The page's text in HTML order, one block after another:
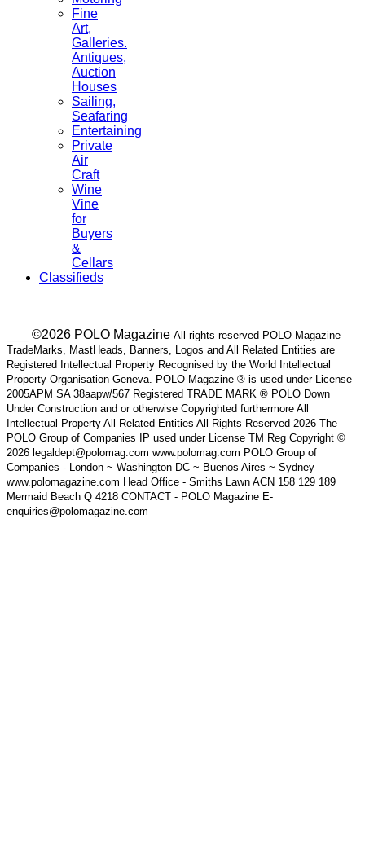
Fine
Art,
Galleries.
Antiques,
Auction
Houses
Sailing,
Seafaring
Entertaining
Private
Air
Craft
Wine
Vine
for
Buyers
&
Cellars
Classifieds
___ ©2026 POLO Magazine All rights reserved POLO Magazine
TradeMarks, MastHeads, Banners, Logos and All Related Entities are
Registered Intellectual Property Recognised by the World Intellectual
Property Organisation Geneva. POLO Magazine ® is used under License
2005APM SA 38aapw/567 Registered TRADE MARK ® POLO Down
Under Construction and or otherwise Copyrighted furthermore All
Intellectual Property All Related Entities All Rights Reserved 2026 The
POLO Group of Companies IP used under License TM Reg Copyright ©
2026 legaldept@polomag.com www.polomag.com POLO Group of
Companies - London ~ Washington DC ~ Buenos Aires ~ Sydney
www.polomagazine.com Head Office - Smiths Lawn ACN 158 129 189
Mermaid Beach Q 4218 CONTACT - POLO Magazine E-
enquiries@polomagazine.com